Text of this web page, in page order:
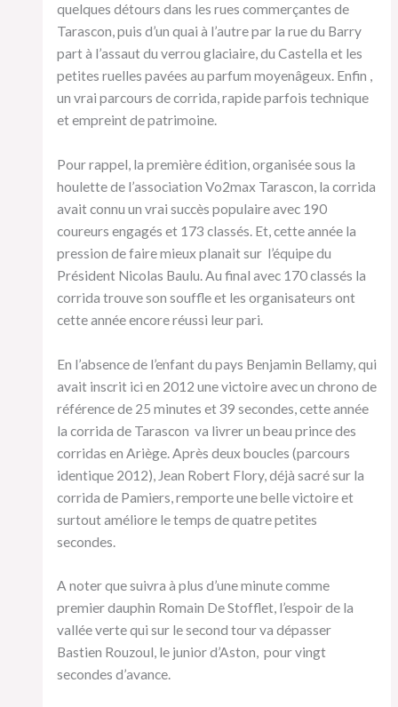
quelques détours dans les rues commerçantes de
Tarascon, puis d’un quai à l’autre par la rue du Barry
part à l’assaut du verrou glaciaire, du Castella et les
petites ruelles pavées au parfum moyenâgeux. Enfin ,
un vrai parcours de corrida, rapide parfois technique
et empreint de patrimoine.
Pour rappel, la première édition, organisée sous la
houlette de l’association Vo2max Tarascon, la corrida
avait connu un vrai succès populaire avec 190
coureurs engagés et 173 classés. Et, cette année la
pression de faire mieux planait sur l’équipe du
Président Nicolas Baulu. Au final avec 170 classés la
corrida trouve son souffle et les organisateurs ont
cette année encore réussi leur pari.
En l’absence de l’enfant du pays Benjamin Bellamy, qui
avait inscrit ici en 2012 une victoire avec un chrono de
référence de 25 minutes et 39 secondes, cette année
la corrida de Tarascon va livrer un beau prince des
corridas en Ariège. Après deux boucles (parcours
identique 2012), Jean Robert Flory, déjà sacré sur la
corrida de Pamiers, remporte une belle victoire et
surtout améliore le temps de quatre petites
secondes.
A noter que suivra à plus d’une minute comme
premier dauphin Romain De Stofflet, l’espoir de la
vallée verte qui sur le second tour va dépasser
Bastien Rouzoul, le junior d’Aston, pour vingt
secondes d’avance.